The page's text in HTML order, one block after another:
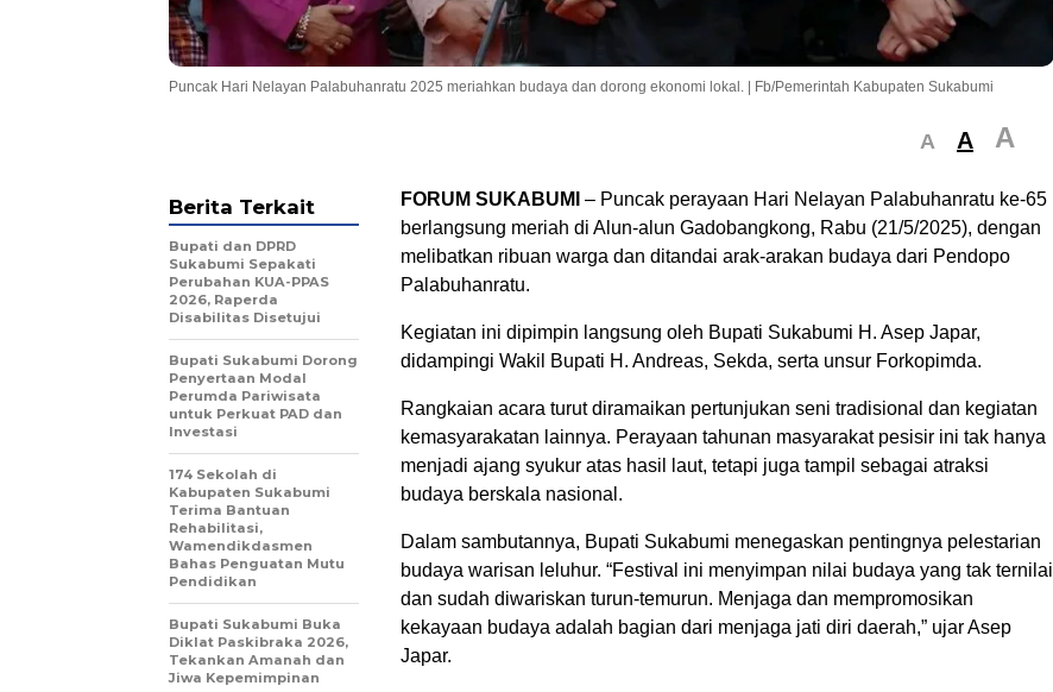
Puncak Hari Nelayan Palabuhanratu 2025 meriahkan budaya dan dorong ekonomi lokal. | Fb/Pemerintah Kabupaten Sukabumi
A A A
FORUM SUKABUMI – Puncak perayaan Hari Nelayan Palabuhanratu ke-65
berlangsung meriah di Alun-alun Gadobangkong, Rabu (21/5/2025), dengan
melibatkan ribuan warga dan ditandai arak-arakan budaya dari Pendopo
Palabuhanratu.
Kegiatan ini dipimpin langsung oleh Bupati Sukabumi H. Asep Japar,
didampingi Wakil Bupati H. Andreas, Sekda, serta unsur Forkopimda.
Rangkaian acara turut diramaikan pertunjukan seni tradisional dan kegiatan
kemasyarakatan lainnya. Perayaan tahunan masyarakat pesisir ini tak hanya
menjadi ajang syukur atas hasil laut, tetapi juga tampil sebagai atraksi
budaya berskala nasional.
Dalam sambutannya, Bupati Sukabumi menegaskan pentingnya pelestarian
budaya warisan leluhur. “Festival ini menyimpan nilai budaya yang tak ternilai
dan sudah diwariskan turun-temurun. Menjaga dan mempromosikan
kekayaan budaya adalah bagian dari menjaga jati diri daerah,” ujar Asep
Japar.
Berita Terkait
Bupati dan DPRD
Sukabumi Sepakati
Perubahan KUA-PPAS
2026, Raperda
Disabilitas Disetujui
Bupati Sukabumi Dorong
Penyertaan Modal
Perumda Pariwisata
untuk Perkuat PAD dan
Investasi
174 Sekolah di
Kabupaten Sukabumi
Terima Bantuan
Rehabilitasi,
Wamendikdasmen
Bahas Penguatan Mutu
Pendidikan
Bupati Sukabumi Buka
Diklat Paskibraka 2026,
Tekankan Amanah dan
Jiwa Kepemimpinan